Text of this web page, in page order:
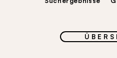
Ü B E R S